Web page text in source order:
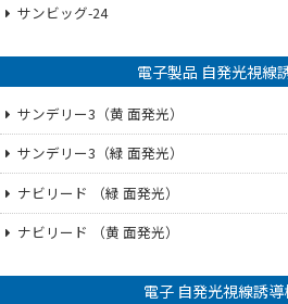
サンビッグ-24
電子製品 自発光視線
サンデリー3（黄 面発光）
サンデリー3（緑 面発光）
ナビリード （緑 面発光）
ナビリード （黄 面発光）
電子 自発光視線誘